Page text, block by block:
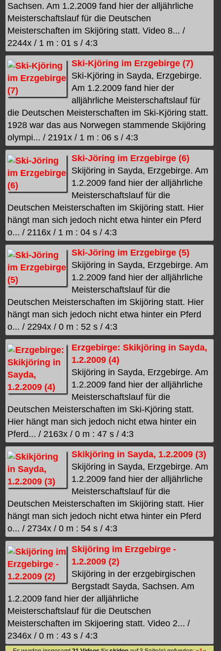
Sachsen. Am 1.2.2009 fand hier der alljährliche
Meisterschaftslauf für die Deutschen
Meisterschaften im Skijöring statt. Video 8... /
2244x / 1 m : 01 s / 4:3
Ski-Kjöring im Erzgebirge (7)
Ski-Kjöring in Sayda, Erzgebirge.
Am 1.2.2009 fand hier der
alljährliche Meisterschaftslauf für
die Deutschen Meisterschaften im Ski-Kjöring statt.
1928 war das aus Norwegen stammende Skijöring
olympi... / 2191x / 1 m : 06 s / 4:3
Ski-Jöring im Erzgebirge (6)
Skijöring in Sayda, Erzgebirge. Am
1.2.2009 fand hier der alljährliche
Meisterschaftslauf für die
Deutschen Meisterschaften im Skijöring statt. Hier
hängt man sich jedoch nicht etwa hinter ein Pferd
o... / 2116x / 1 m : 04 s / 4:3
Ski-Jöring im Erzgebirge (5)
Skijöring in Sayda, Erzgebirge. Am
1.2.2009 fand hier der alljährliche
Meisterschaftslauf für die
Deutschen Meisterschaften im Skijöring statt. Hier
hängt man sich jedoch nicht etwa hinter ein Pferd
o... / 2294x / 0 m : 52 s / 4:3
Erzgebirge: Skikjöring in Sayda,
1.2.2009 (4)
Skijöring in Sayda, Erzgebirge. Am
1.2.2009 fand hier der alljährliche
Meisterschaftslauf für die
Deutschen Meisterschaften im Ski-Kjöring statt.
Hier hängt man sich jedoch nicht etwa hinter ein
Pferd... / 2163x / 0 m : 47 s / 4:3
Skikjöring in Sayda, 1.2.2009 (3)
Skijöring in Sayda, Erzgebirge. Am
1.2.2009 fand hier der alljährliche
Meisterschaftslauf für die
Deutschen Meisterschaften im Skijöring statt. Hier
hängt man sich jedoch nicht etwa hinter ein Pferd
o... / 2734x / 0 m : 54 s / 4:3
Skijöring im Erzgebirge -
1.2.2009 (2)
Skijöring in der erzgebirgischen
Bergstadt Sayda, Sachsen. Am
1.2.2009 fand hier der alljährliche
Meisterschaftslauf für die Deutschen
Meisterschaften im Skijoering statt. Video 2... /
2346x / 0 m : 43 s / 4:3